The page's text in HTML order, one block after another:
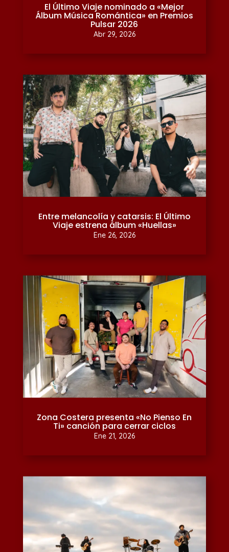
El Último Viaje nominado a «Mejor
Álbum Música Romántica» en Premios
Pulsar 2026
Abr 29, 2026
Entre melancolía y catarsis: El Último
Viaje estrena álbum «Huellas»
Ene 26, 2026
Zona Costera presenta «No Pienso En
Ti» canción para cerrar ciclos
Ene 21, 2026